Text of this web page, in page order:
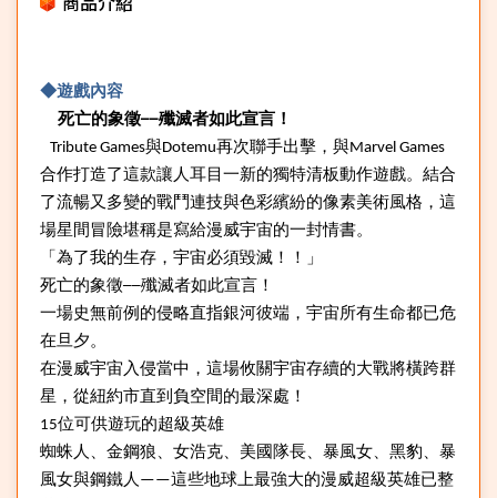
◆遊戲內容
死亡的象徵──殲滅者如此宣言！
Tribute Games與Dotemu再次聯手出擊，與Marvel Games
合作打造了這款讓人耳目一新的獨特清板動作遊戲。結合
了流暢又多變的戰鬥連技與色彩繽紛的像素美術風格，這
場星間冒險堪稱是寫給漫威宇宙的一封情書。
「為了我的生存，宇宙必須毀滅！！」
死亡的象徵──殲滅者如此宣言！
一場史無前例的侵略直指銀河彼端，宇宙所有生命都已危
在旦夕。
在漫威宇宙入侵當中，這場攸關宇宙存續的大戰將橫跨群
星，從紐約市直到負空間的最深處！
15位可供遊玩的超級英雄
蜘蛛人、金鋼狼、女浩克、美國隊長、暴風女、黑豹、暴
風女與鋼鐵人——這些地球上最強大的漫威超級英雄已整